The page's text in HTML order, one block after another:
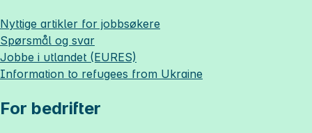
Nyttige artikler for jobbsøkere
Spørsmål og svar
Jobbe i utlandet (EURES)
Information to refugees from Ukraine
For bedrifter